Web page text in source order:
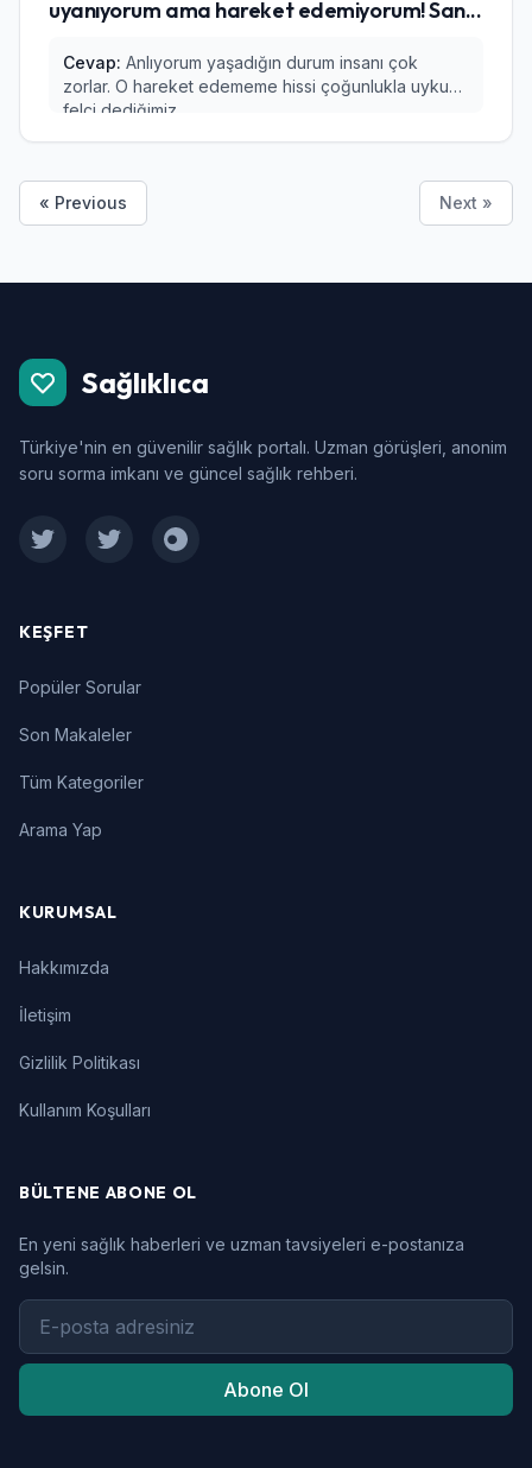
uyanıyorum ama hareket edemiyorum! San...
Cevap: Anlıyorum yaşadığın durum insanı çok
zorlar. O hareket edememe hissi çoğunlukla uyku
felci dediğimiz...
« Previous Next »
Sağlıklıca
Türkiye'nin en güvenilir sağlık portalı. Uzman görüşleri, anonim
soru sorma imkanı ve güncel sağlık rehberi.
FacebookTwitter Instagram
KEŞFET
Popüler Sorular
Son Makaleler
Tüm Kategoriler
Arama Yap
KURUMSAL
Hakkımızda
İletişim
Gizlilik Politikası
Kullanım Koşulları
BÜLTENE ABONE OL
En yeni sağlık haberleri ve uzman tavsiyeleri e-postanıza
gelsin.
Abone Ol